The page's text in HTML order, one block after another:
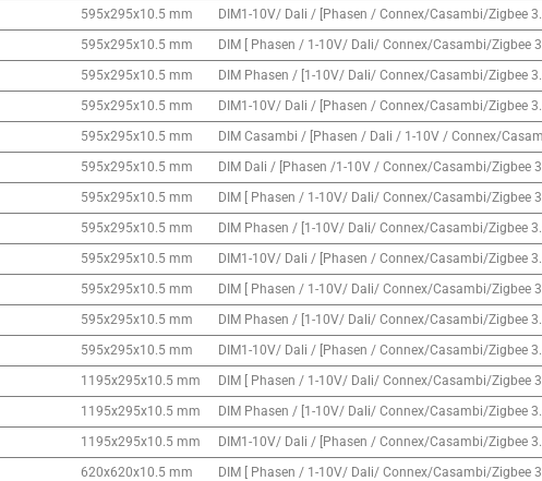
595x295x10.5 mm
DIM1-10V/ Dali / [Phasen / Connex/Casambi/Zigbee
595x295x10.5 mm
DIM [ Phasen / 1-10V/ Dali/ Connex/Casambi/Zigbee
595x295x10.5 mm
DIM Phasen / [1-10V/ Dali/ Connex/Casambi/Zigbee
595x295x10.5 mm
DIM1-10V/ Dali / [Phasen / Connex/Casambi/Zigbee
595x295x10.5 mm
DIM Casambi / [Phasen / Dali / 1-10V / Connex/
595x295x10.5 mm
DIM Dali / [Phasen /1-10V / Connex/Casambi/Zigbee
595x295x10.5 mm
DIM [ Phasen / 1-10V/ Dali/ Connex/Casambi/Zigbee
595x295x10.5 mm
DIM Phasen / [1-10V/ Dali/ Connex/Casambi/Zigbee
595x295x10.5 mm
DIM1-10V/ Dali / [Phasen / Connex/Casambi/Zigbee
595x295x10.5 mm
DIM [ Phasen / 1-10V/ Dali/ Connex/Casambi/Zigbee
595x295x10.5 mm
DIM Phasen / [1-10V/ Dali/ Connex/Casambi/Zigbee
595x295x10.5 mm
DIM1-10V/ Dali / [Phasen / Connex/Casambi/Zigbee
1195x295x10.5 mm
DIM [ Phasen / 1-10V/ Dali/ Connex/Casambi/Zigbee
1195x295x10.5 mm
DIM Phasen / [1-10V/ Dali/ Connex/Casambi/Zigbee
1195x295x10.5 mm
DIM1-10V/ Dali / [Phasen / Connex/Casambi/Zigbee
620x620x10.5 mm
DIM [ Phasen / 1-10V/ Dali/ Connex/Casambi/Zigbee